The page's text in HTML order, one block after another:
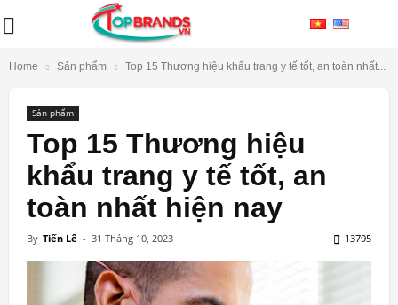
Home Sản phẩm Top 15 Thương hiệu khẩu trang y tế tốt, an toàn nhất...
Sản phẩm
Top 15 Thương hiệu
khẩu trang y tế tốt, an
toàn nhất hiện nay
By Tiến Lê - 31 Tháng 10, 2023 13795